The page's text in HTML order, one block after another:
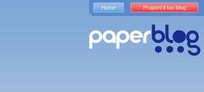
Home Proponi il tuo blog